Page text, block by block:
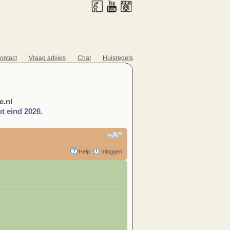
Vraag advies Chat Huisregels
eind 2026.
Help Inloggen